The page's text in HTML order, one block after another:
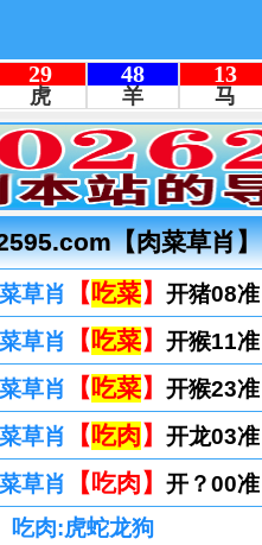
【肉菜草肖】
草肖 【吃菜】 开猪08准
草肖 【吃菜】 开猴11准
草肖 【吃菜】 开猴23准
草肖 【吃肉】 开龙03准
草肖 【吃肉】 开？00准
吃肉:虎蛇龙狗